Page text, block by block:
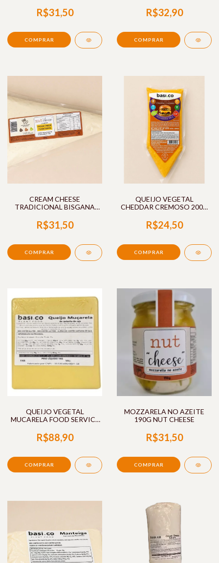
R$31,50 R$32,90
CREAM CHEESE
TRADICIONAL BISGANA
R$31,50
QUEIJO VEGETAL
CHEDDAR CREMOSO 200G
R$24,50
QUEIJO VEGETAL
MUCARELA FOOD SERVICE
R$88,90
MOZZARELA NO AZEITE
190G NUT CHEESE
R$31,50